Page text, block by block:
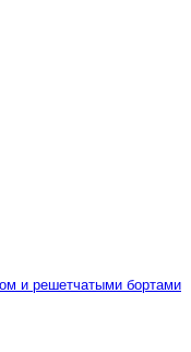
и решетчатыми бортами